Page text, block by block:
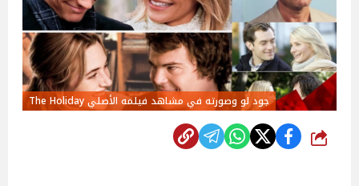
جود لو وصورته في مشاهد فيلمه الأصلي The Holiday
شارك